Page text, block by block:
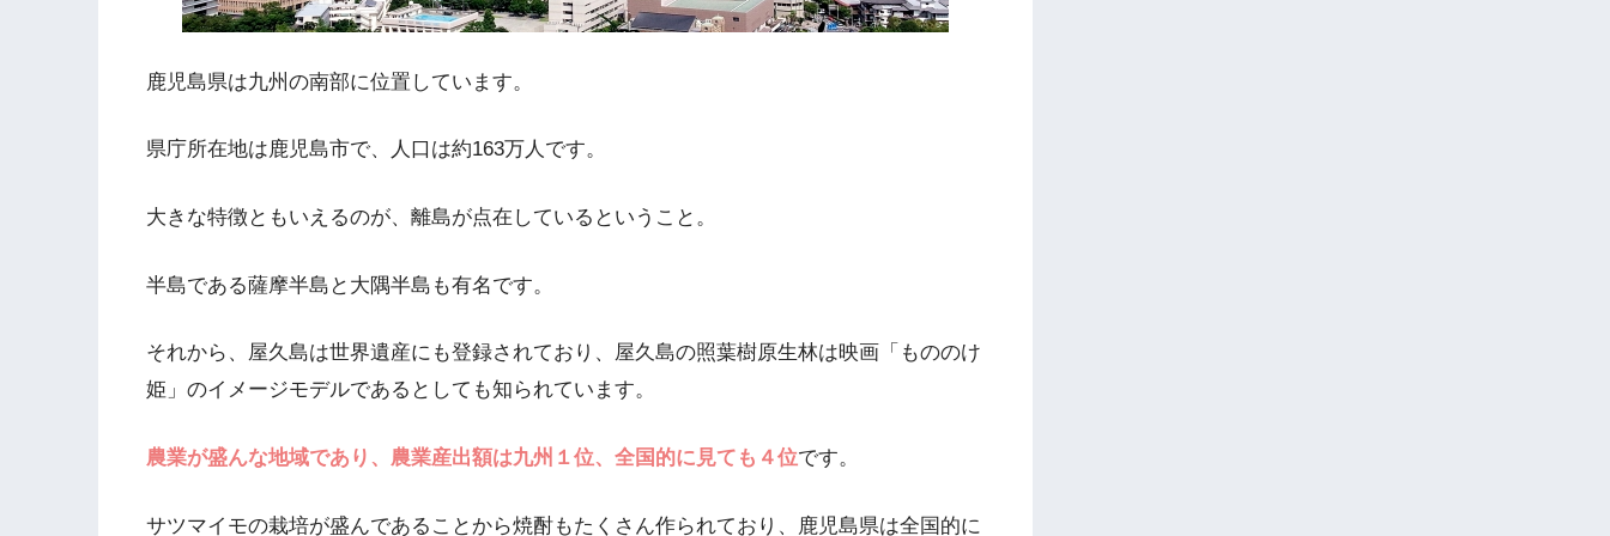
鹿児島県は九州の南部に位置しています。
県庁所在地は鹿児島市で、人口は約163万人です。
大きな特徴ともいえるのが、離島が点在しているということ。
半島である薩摩半島と大隅半島も有名です。
それから、屋久島は世界遺産にも登録されており、屋久島の照葉樹原生林は映画「もののけ
姫」のイメージモデルであるとしても知られています。
農業が盛んな地域であり、農業産出額は九州１位、全国的に見ても４位です。
サツマイモの栽培が盛んであることから焼酎もたくさん作られており、鹿児島県は全国的に